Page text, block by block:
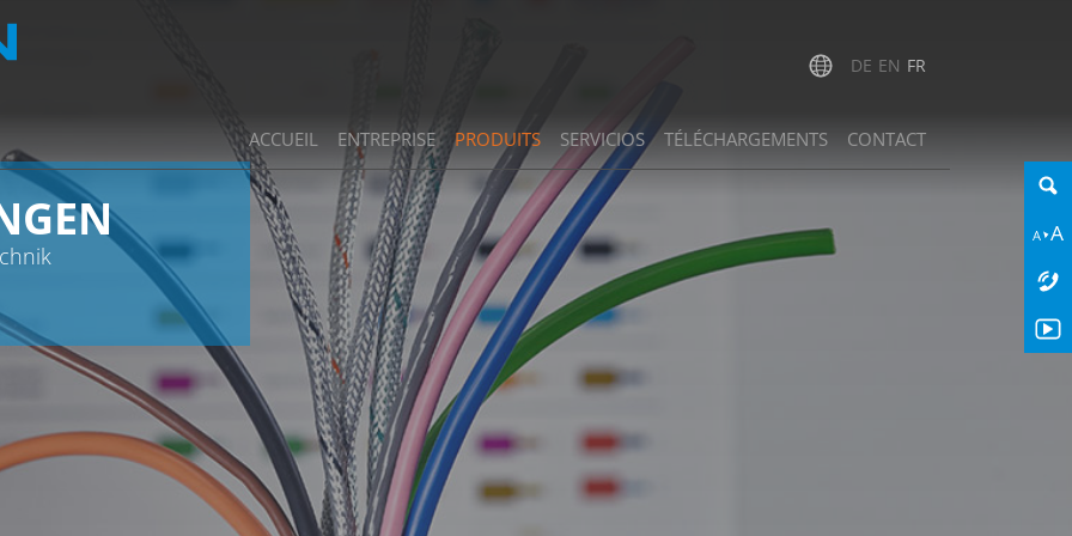
DE EN FR
ACCUEIL ENTREPRISE PRODUITS SERVICIOS TÉLÉCHARGEMENTS CONTACT